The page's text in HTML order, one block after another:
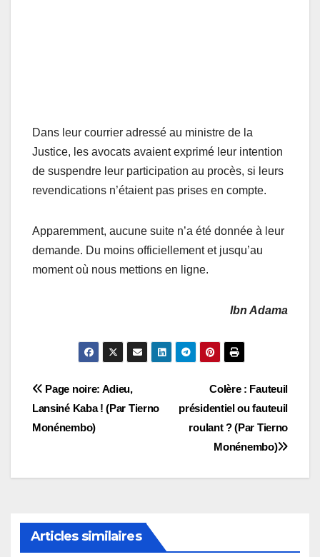
Dans leur courrier adressé au ministre de la
Justice, les avocats avaient exprimé leur intention
de suspendre leur participation au procès, si leurs
revendications n’étaient pas prises en compte.
Apparemment, aucune suite n’a été donnée à leur
demande. Du moins officiellement et jusqu’au
moment où nous mettions en ligne.
Ibn Adama
Navigation
de
Colère : Fauteuil
présidentiel ou fauteuil
roulant ? (Par Tierno
Monénembo)
Page noire: Adieu,
Lansiné Kaba ! (Par Tierno
Monénembo)
Articles similaires